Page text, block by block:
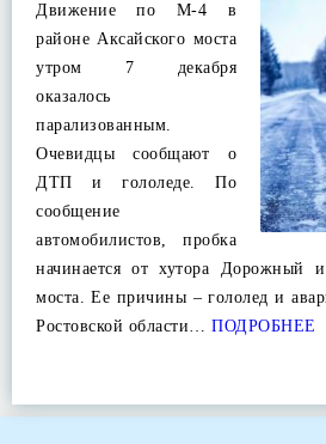
Движение по М-4 в
районе Аксайского моста
утром 7 декабря
оказалось
парализованным.
Очевидцы сообщают о
ДТП и гололеде. По
сообщение
автомобилистов, пробка
начинается от хутора Дорожный
моста. Ее причины – гололед и
Ростовской области… ПОДРОБНЕЕ